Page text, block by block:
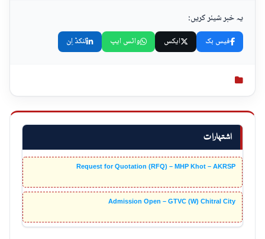
اشتہارات
Request for Quotation (RFQ) – MHP Khot – AKRSP
Admission Open – GTVC (W) Chitral City
یہ خبر شیئر کریں:
فیس بک ایکس واٹس ایپ لنکڈ اِن